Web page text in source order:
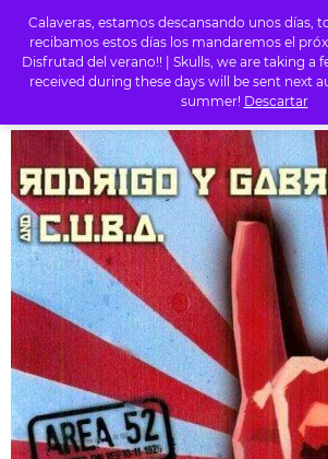
Calaveras, estamos descansando unos días,
recibamos estos días los mandaremos el
Disfrutad del verano!! | Skulls, we are taking a
received during these days will be sent next
summer! Descartar
0
ROCK/ RODRIGO Y